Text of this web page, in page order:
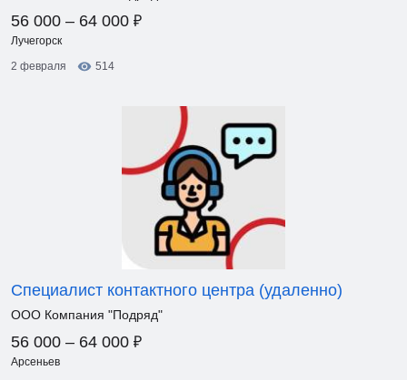
56 000 – 64 000 ₽
Лучегорск
2 февраля
514
Специалист контактного центра (удаленно)
ООО Компания "Подряд"
56 000 – 64 000 ₽
Арсеньев